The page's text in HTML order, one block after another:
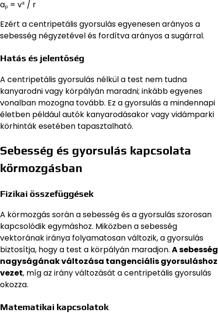
aₚ = v² / r
Ezért a centripetális gyorsulás egyenesen arányos a
sebesség négyzetével és fordítva arányos a sugárral.
Hatás és jelentőség
A centripetális gyorsulás nélkül a test nem tudna
kanyarodni vagy körpályán maradni; inkább egyenes
vonalban mozogna tovább. Ez a gyorsulás a mindennapi
életben például autók kanyarodásakor vagy vidámparki
körhinták esetében tapasztalható.
Sebesség és gyorsulás kapcsolata
körmozgásban
Fizikai összefüggések
A körmozgás során a sebesség és a gyorsulás szorosan
kapcsolódik egymáshoz. Miközben a sebesség
vektorának iránya folyamatosan változik, a gyorsulás
biztosítja, hogy a test a körpályán maradjon. A sebesség
nagyságának változása tangenciális gyorsuláshoz
vezet, míg az irány változását a centripetális gyorsulás
okozza.
Matematikai kapcsolatok